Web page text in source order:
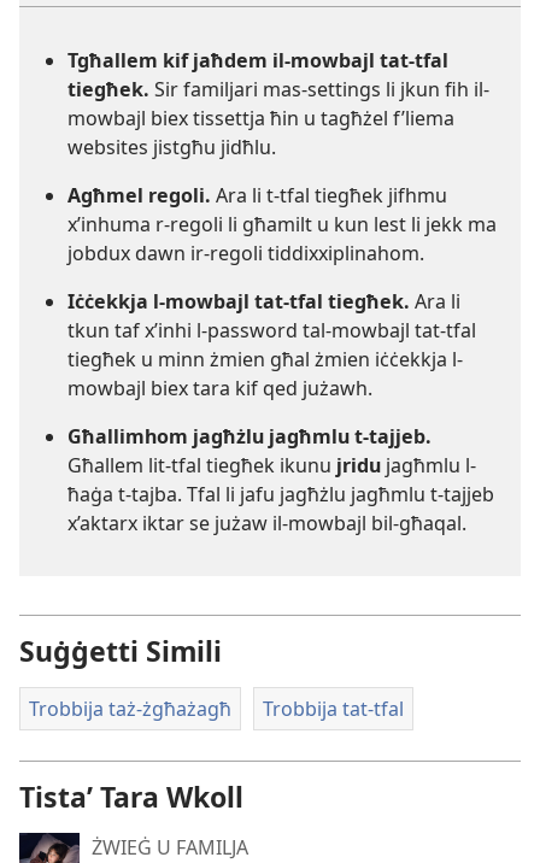
Tgħallem kif jaħdem il-​mowbajl tat-​tfal
tiegħek. Sir familjari mas-​settings li jkun fih il-​
mowbajl biex tissettja ħin u tagħżel f’liema
websites jistgħu jidħlu.
Agħmel regoli. Ara li t-​tfal tiegħek jifhmu
x’inhuma r-​regoli li għamilt u kun lest li jekk ma
jobdux dawn ir-​regoli tiddixxiplinahom.
Iċċekkja l-​mowbajl tat-​tfal tiegħek. Ara li
tkun taf x’inhi l-​password tal-​mowbajl tat-​tfal
tiegħek u minn żmien għal żmien iċċekkja l-​
mowbajl biex tara kif qed jużawh.
Għallimhom jagħżlu jagħmlu t-​tajjeb.
Għallem lit-​tfal tiegħek ikunu jridu jagħmlu l-​
ħaġa t-​tajba. Tfal li jafu jagħżlu jagħmlu t-​tajjeb
x’aktarx iktar se jużaw il-​mowbajl bil-​għaqal.
Suġġetti Simili
Trobbija taż-żgħażagħ Trobbija tat-tfal
Tistaʼ Tara Wkoll
ŻWIEĠ U FAMILJA